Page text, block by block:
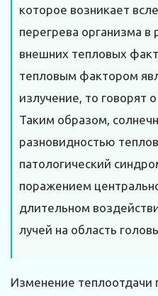
которое возникает
перегрева организма в
внешних тепловых
тепловым фактором
излучение, то говорят
Таким образом,
разновидностью
патологический
поражением
длительном
лучей на область
Изменение теплоотдачи